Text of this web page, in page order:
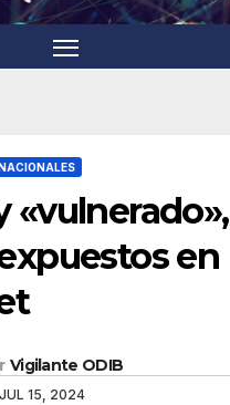
«vulnerado»,
en
Vigilante ODIB
JUL 15, 2024